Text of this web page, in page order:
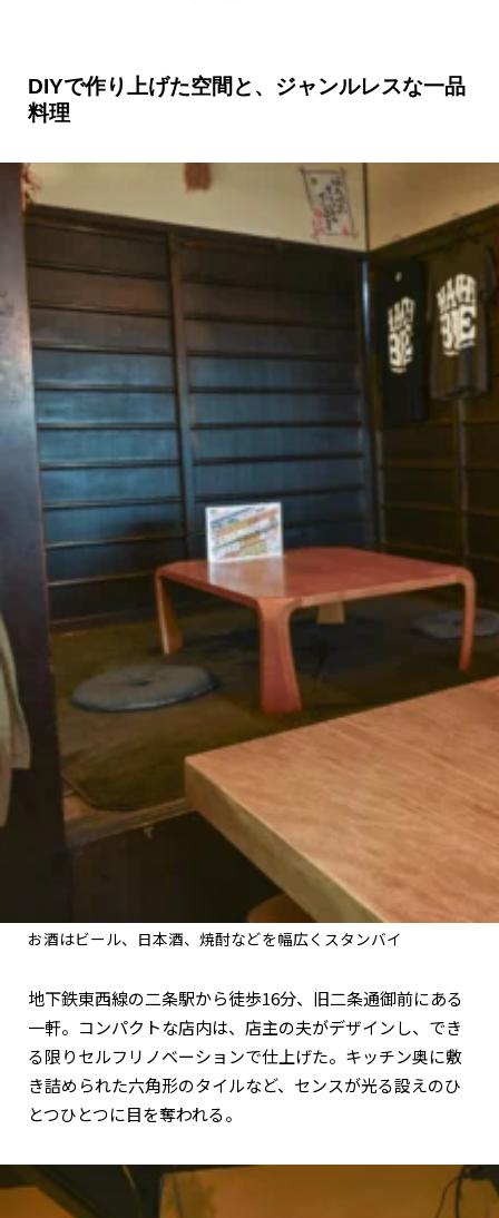
DIYで作り上げた空間と、ジャンルレスな一品
料理
お酒はビール、日本酒、焼酎などを幅広くスタンバイ
地下鉄東西線の二条駅から徒歩16分、旧二条通御前にある
一軒。コンパクトな店内は、店主の夫がデザインし、でき
る限りセルフリノベーションで仕上げた。キッチン奥に敷
き詰められた六角形のタイルなど、センスが光る設えのひ
とつひとつに目を奪われる。